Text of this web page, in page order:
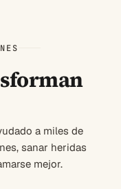
a miles de
sanar heridas
mejor.